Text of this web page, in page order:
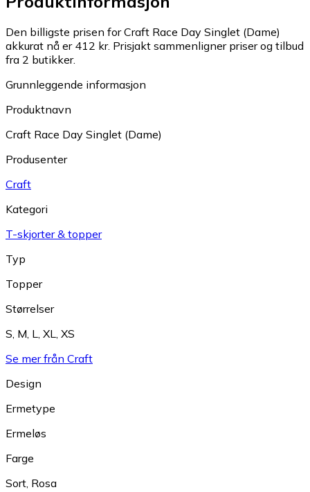
Den billigste prisen for Craft Race Day Singlet (Dame)
akkurat nå er 412 kr. Prisjakt sammenligner priser og tilbud
fra 2 butikker.
Grunnleggende informasjon
Produktnavn
Craft Race Day Singlet (Dame)
Produsenter
Craft
Kategori
T-skjorter & topper
Typ
Topper
Størrelser
S, M, L, XL, XS
Se mer från Craft
Design
Ermetype
Ermeløs
Farge
Sort, Rosa